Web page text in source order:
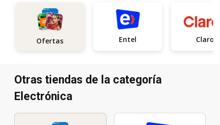
Ofertas Entel Claro
Otras tiendas de la categoría
Electrónica